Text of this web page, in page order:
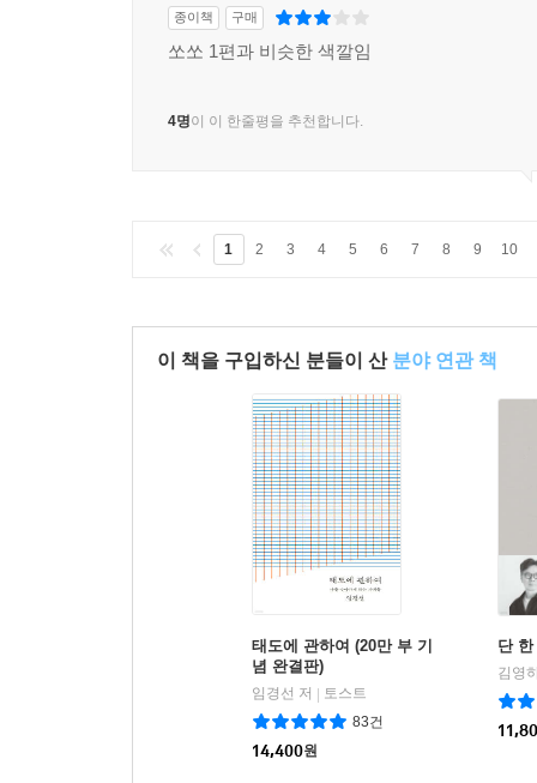
종이책 구매
쏘쏘 1편과 비슷한 색깔임
4명이 이 한줄평을 추천합니다.
1 2 3 4 5 6 7 8 9 10
이 책을 구입하신 분들이 산 분야 연관 책
태도에 관하여 (20만 부 기
념 완결판)
임경선 저
토스트
83건
14,400원
단
김영